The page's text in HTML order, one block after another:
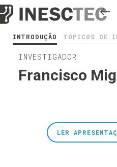
INTRODUÇÃO TÓPICOS DE
INVESTIGADOR
Francisco
LER